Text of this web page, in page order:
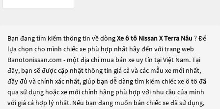
Bạn đang tìm kiếm thông tin về dòngXe ô tô Nissan X Terra Nâu ? Để
lựa chọn cho mình chiếc xe phù hợp nhất hãy đến với trang web
Banotonissan.com - một địa chỉ mua bán xe uy tín tại Việt Nam. Tại
đây, bạn sẽ được cập nhật thông tin giá cả và các mẫu xe mới nhất,
đầy đủ và chính xác nhất, giúp bạn dễ dàng tìm kiếm chiếc xe ô tô đã
qua sử dụng hoặc xe mới chính hãng phù hợp với nhu cầu của mình
với giá cả hợp lý nhất. Nếu bạn đang muốn bán chiếc xe đã sử dụng,